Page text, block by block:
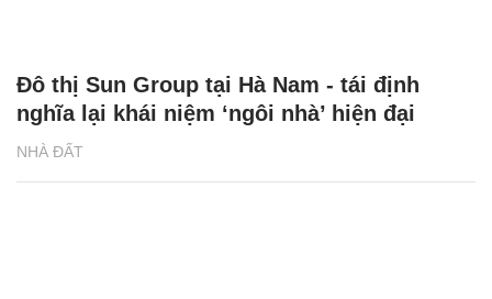
NHÀ ĐẤT
Đô thị Sun Group tại Hà Nam - tái định
nghĩa lại khái niệm ‘ngôi nhà’ hiện đại